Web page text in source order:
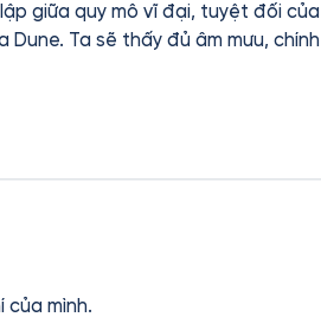
giữa quy mô vĩ đại, tuyệt đối
lực, tôn
của vũ trụ, tham vọng của con
của mình.